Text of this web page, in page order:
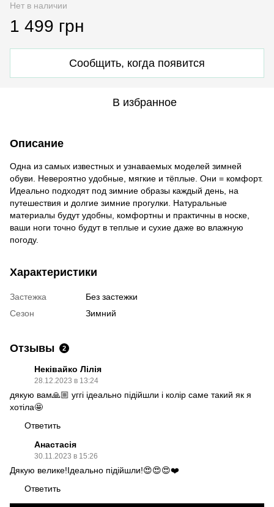
Нет в наличии
1 499 грн
Сообщить, когда появится
В избранное
Описание
Одна из самых известных и узнаваемых моделей зимней
обуви. Невероятно удобные, мягкие и тёплые. Они = комфорт.
Идеально подходят под зимние образы каждый день, на
путешествия и долгие зимние прогулки. Натуральные
материалы будут удобны, комфортны и практичны в носке,
ваши ноги точно будут в теплые и сухие даже во влажную
погоду.
Характеристики
Застежка
Без застежки
Сезон
Зимний
Отзывы 2
Неківайко Лілія
28.12.2023 в 13:24
дякую вам🙏🏼 уггі ідеально підійшли і колір саме такий як я
хотіла🤩
Ответить
Анастасія
30.11.2023 в 15:26
Дякую велике!Ідеально підійшли!😍😍😍❤️
Ответить